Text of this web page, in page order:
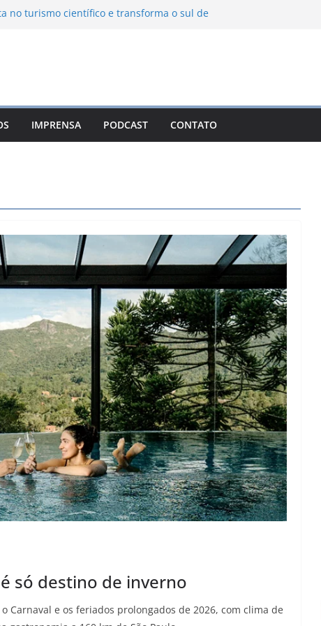
no turismo científico e transforma o sul de
em Campos do Jordão
Nuevo León: o Pueblo Mágico com ruas
e turismo à beira da represa
IMPRENSA PODCAST CONTATO
só destino de inverno
Carnaval e os feriados prolongados de 2026, com clima de